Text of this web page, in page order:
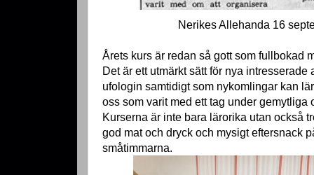
Nerikes Allehanda 16
Årets kurs är redan så gott som fullbokad
Det är ett utmärkt sätt för nya intresserade
ufologin samtidigt som nykomlingar kan
oss som varit med ett tag under gemytliga
Kurserna är inte bara lärorika utan också
god mat och dryck och mysigt eftersnack
småtimmarna.